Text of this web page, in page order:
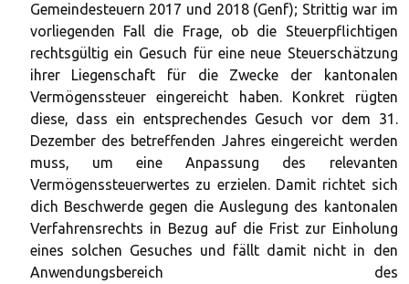
Gemeindesteuern 2017 und 2018 (Genf); Strittig war im
vorliegenden Fall die Frage, ob die Steuerpflichtigen
rechtsgültig ein Gesuch für eine neue Steuerschätzung
ihrer Liegenschaft für die Zwecke der kantonalen
Vermögenssteuer eingereicht haben. Konkret rügten
diese, dass ein entsprechendes Gesuch vor dem 31.
Dezember des betreffenden Jahres eingereicht werden
muss, um eine Anpassung des relevanten
Vermögenssteuerwertes zu erzielen. Damit richtet sich
dich Beschwerde gegen die Auslegung des kantonalen
Verfahrensrechts in Bezug auf die Frist zur Einholung
eines solchen Gesuches und fällt damit nicht in den
Anwendungsbereich des